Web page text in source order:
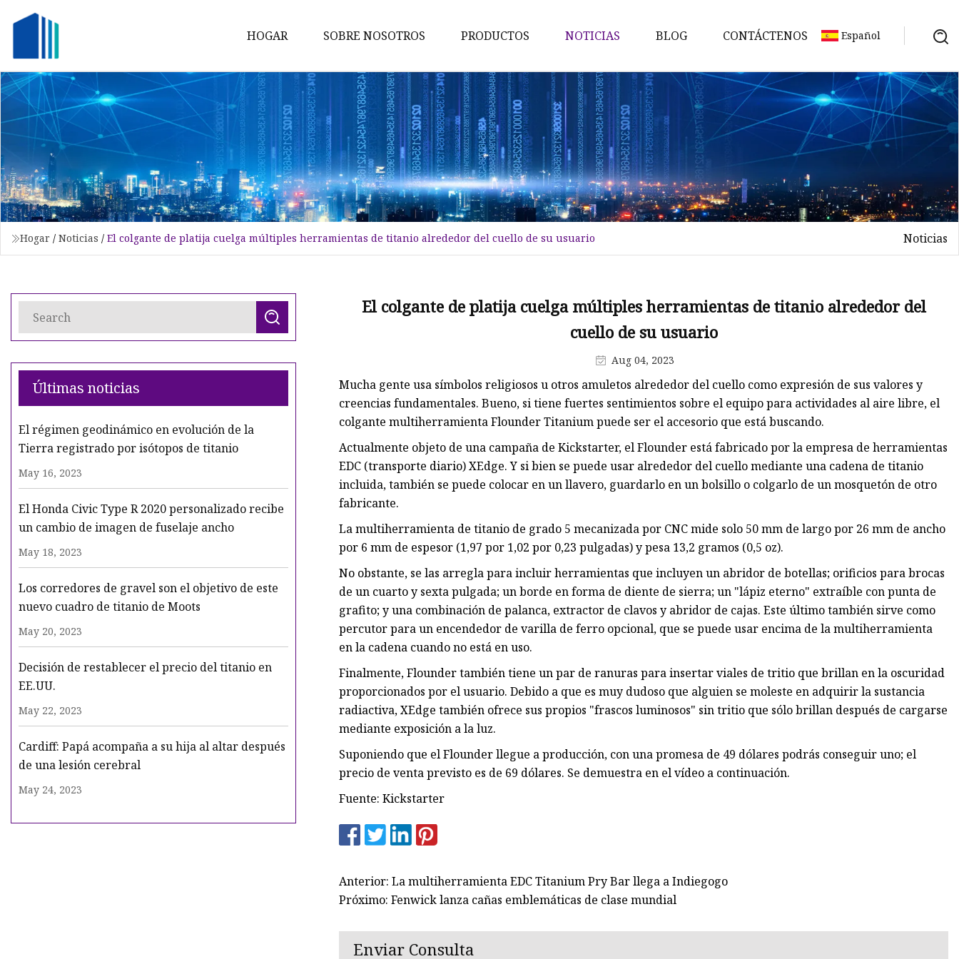
HOGAR SOBRE NOSOTROS PRODUCTOS
Varilla de titanio
Barra de titanio
Tubo de titanio
Tubo de titanio
Hoja de titanio
Placa de titanio
Forja de titanio
Barra de titanio grado 2
Barra de titanio grado 5
NOTICIAS BLOG CONTÁCTENOS Español
Hogar / Noticias / El colgante de platija cuelga múltiples herramientas de titanio alrededor del cuello de su usuario Noticias
Últimas noticias
El régimen geodinámico en evolución de la
Tierra registrado por isótopos de titanio
May 16, 2023
El Honda Civic Type R 2020 personalizado recibe
un cambio de imagen de fuselaje ancho
May 18, 2023
Los corredores de gravel son el objetivo de este
nuevo cuadro de titanio de Moots
May 20, 2023
Decisión de restablecer el precio del titanio en
EE.UU.
May 22, 2023
Cardiff: Papá acompaña a su hija al altar después
de una lesión cerebral
May 24, 2023
El colgante de platija cuelga múltiples herramientas de titanio alrededor del
cuello de su usuario
Aug 04, 2023
Mucha gente usa símbolos religiosos u otros amuletos alrededor del cuello como expresión de sus valores y
creencias fundamentales. Bueno, si tiene fuertes sentimientos sobre el equipo para actividades al aire libre, el
colgante multiherramienta Flounder Titanium puede ser el accesorio que está buscando.
Actualmente objeto de una campaña de Kickstarter, el Flounder está fabricado por la empresa de herramientas
EDC (transporte diario) XEdge. Y si bien se puede usar alrededor del cuello mediante una cadena de titanio
incluida, también se puede colocar en un llavero, guardarlo en un bolsillo o colgarlo de un mosquetón de otro
fabricante.
La multiherramienta de titanio de grado 5 mecanizada por CNC mide solo 50 mm de largo por 26 mm de ancho
por 6 mm de espesor (1,97 por 1,02 por 0,23 pulgadas) y pesa 13,2 gramos (0,5 oz).
No obstante, se las arregla para incluir herramientas que incluyen un abridor de botellas; orificios para brocas
de un cuarto y sexta pulgada; un borde en forma de diente de sierra; un "lápiz eterno" extraíble con punta de
grafito; y una combinación de palanca, extractor de clavos y abridor de cajas. Este último también sirve como
percutor para un encendedor de varilla de ferro opcional, que se puede usar encima de la multiherramienta
en la cadena cuando no está en uso.
Finalmente, Flounder también tiene un par de ranuras para insertar viales de tritio que brillan en la oscuridad
proporcionados por el usuario. Debido a que es muy dudoso que alguien se moleste en adquirir la sustancia
radiactiva, XEdge también ofrece sus propios "frascos luminosos" sin tritio que sólo brillan después de cargarse
mediante exposición a la luz.
Suponiendo que el Flounder llegue a producción, con una promesa de 49 dólares podrás conseguir uno; el
precio de venta previsto es de 69 dólares. Se demuestra en el vídeo a continuación.
Fuente: Kickstarter
Anterior: La multiherramienta EDC Titanium Pry Bar llega a Indiegogo
Próximo: Fenwick lanza cañas emblemáticas de clase mundial
Enviar Consulta